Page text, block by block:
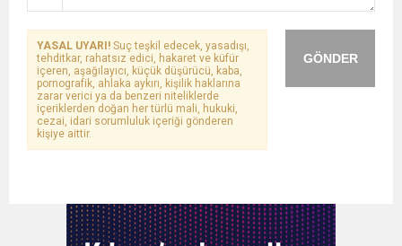
GÖNDER
YASAL UYARI! Suç teşkil edecek, yasadışı,
tehditkar, rahatsız edici, hakaret ve küfür
içeren, aşağılayıcı, küçük düşürücü, kaba,
pornografik, ahlaka aykırı, kişilik haklarına
zarar verici ya da benzeri niteliklerde
içeriklerden doğan her türlü mali, hukuki,
cezai, idari sorumluluk içeriği gönderen
kişiye aittir.